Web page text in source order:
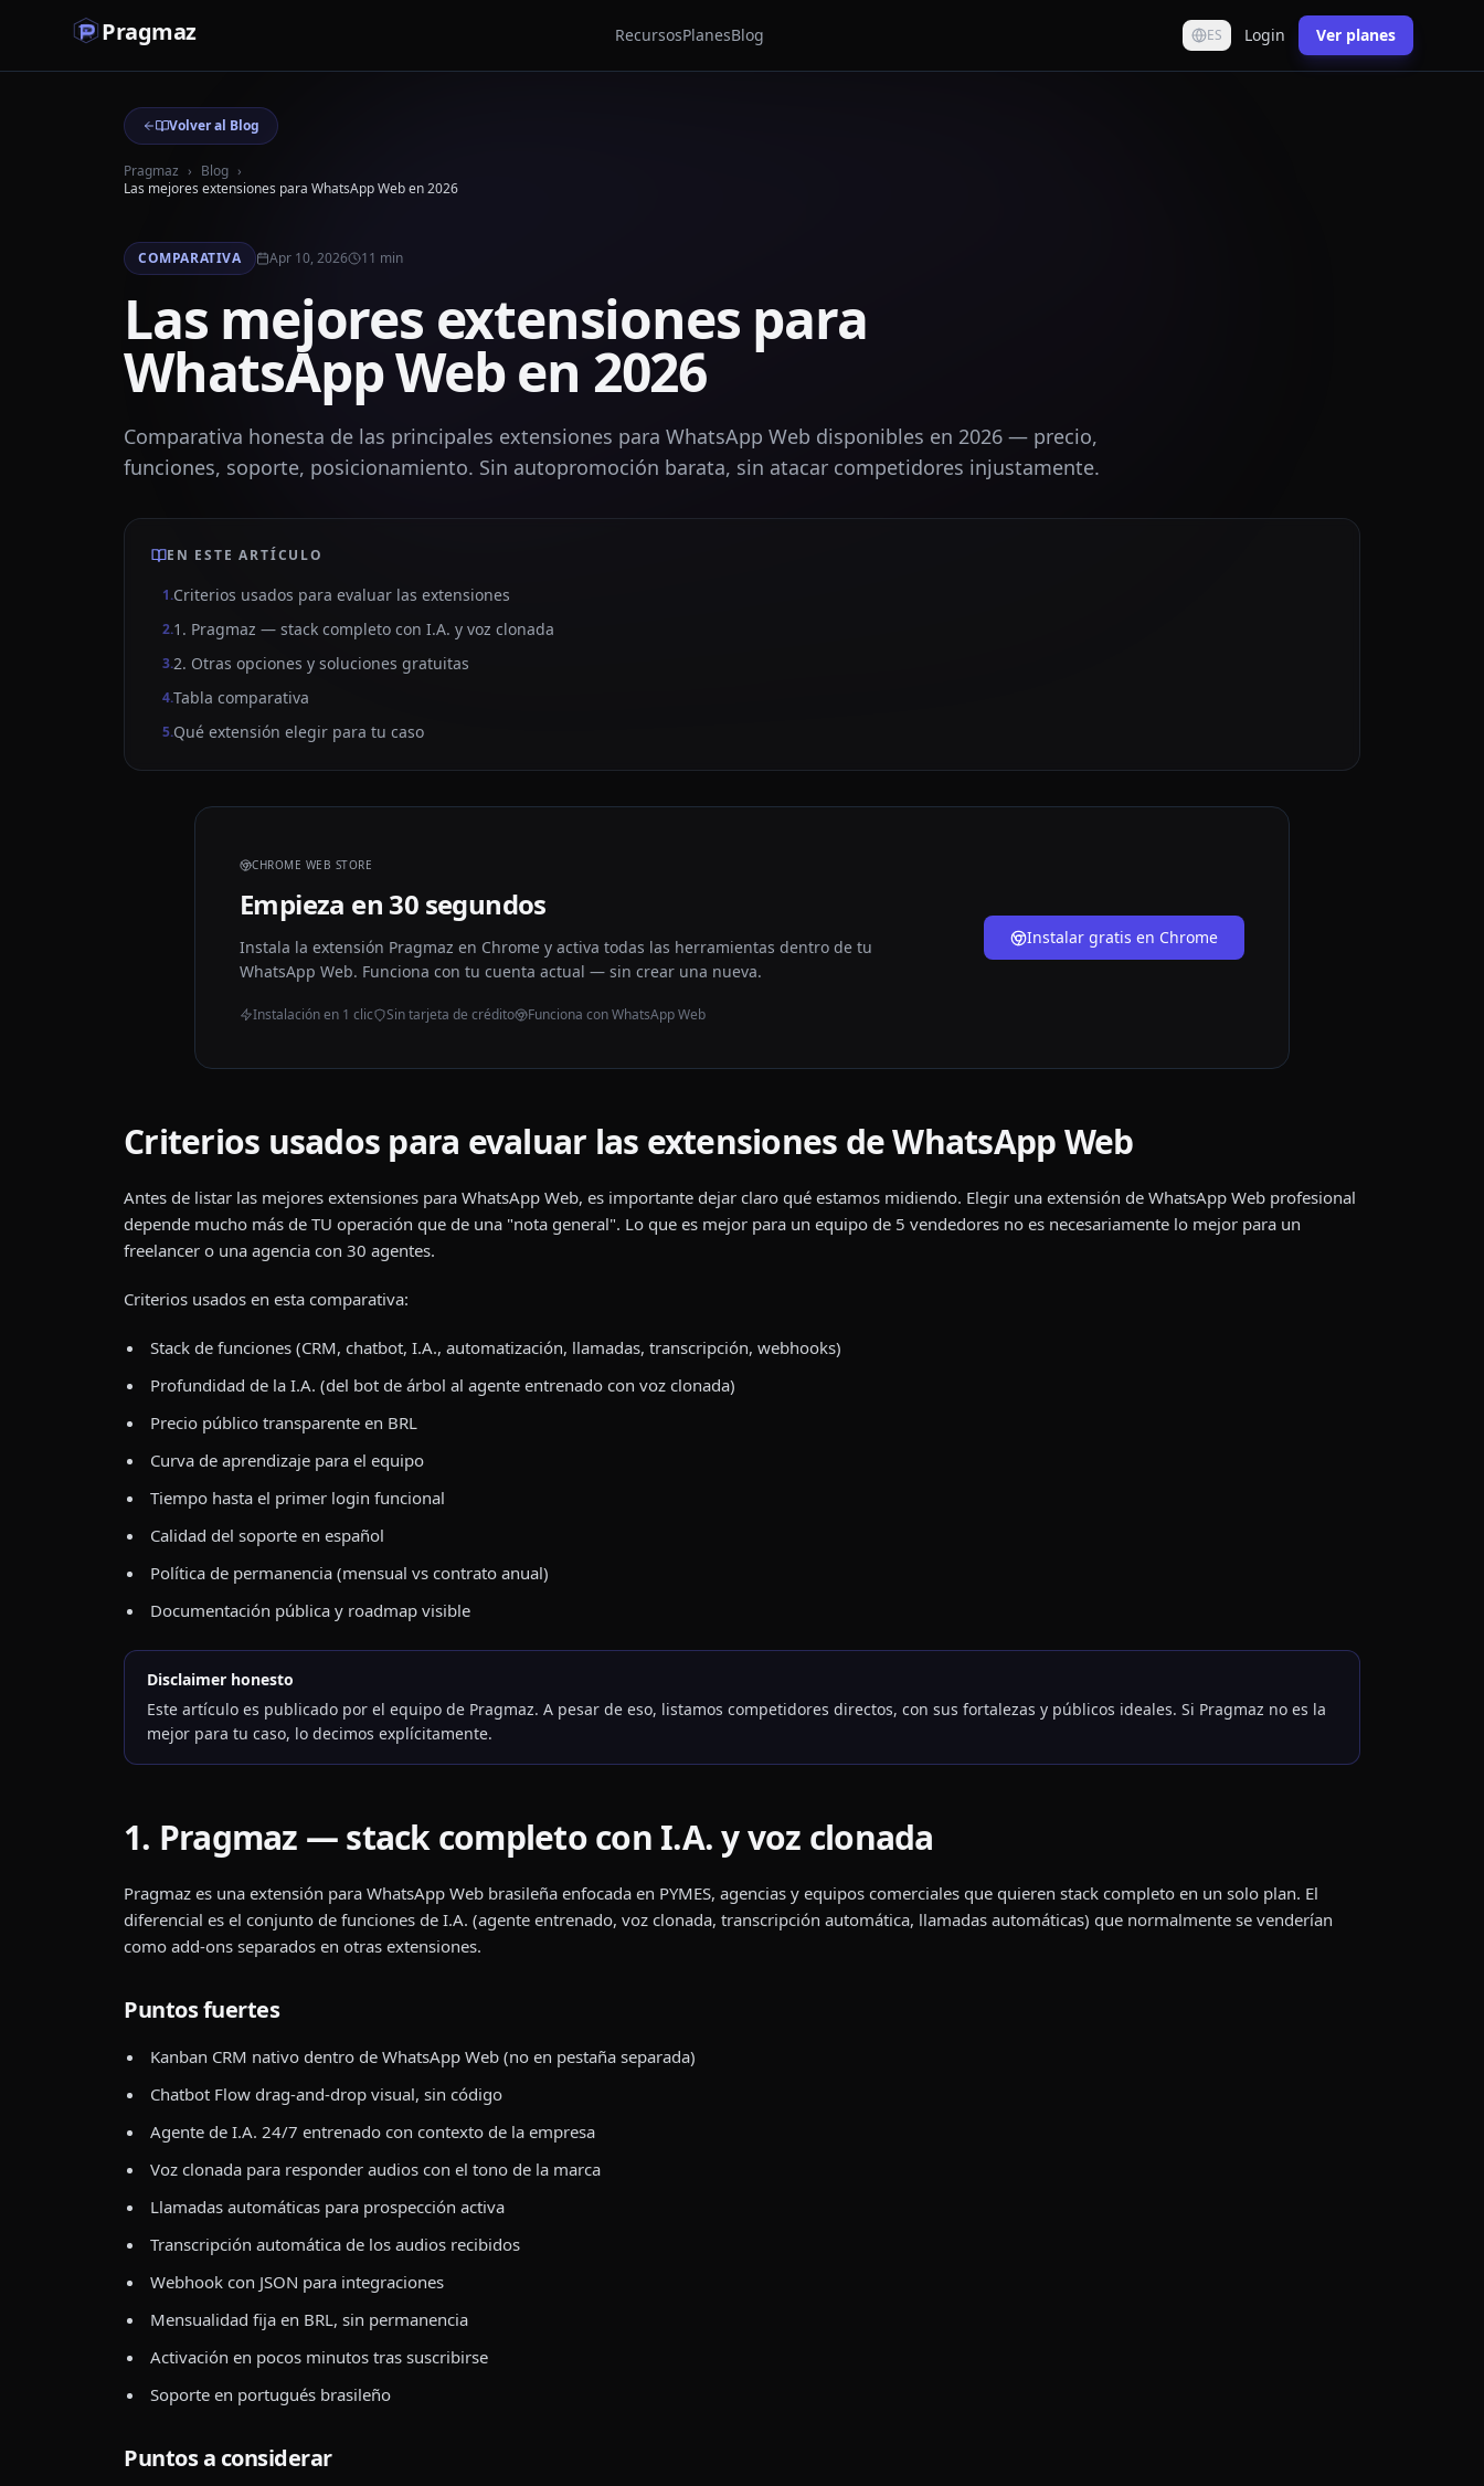
Pragmaz RecursosPlanesBlog ES Login Ver planes
Volver al Blog
Pragmaz › Blog ›
Las mejores extensiones para WhatsApp Web en 2026
COMPARATIVA Apr 10, 2026 11 min
Las mejores extensiones para
WhatsApp Web en 2026
Comparativa honesta de las principales extensiones para WhatsApp Web disponibles en 2026 — precio,
funciones, soporte, posicionamiento. Sin autopromoción barata, sin atacar competidores injustamente.
EN ESTE ARTÍCULO
1.Criterios usados para evaluar las extensiones
2.1. Pragmaz — stack completo con I.A. y voz clonada
3.2. Otras opciones y soluciones gratuitas
4.Tabla comparativa
5.Qué extensión elegir para tu caso
CHROME WEB STORE
Empieza en 30 segundos
Instala la extensión Pragmaz en Chrome y activa todas las herramientas dentro de tu
WhatsApp Web. Funciona con tu cuenta actual — sin crear una nueva.
Instalación en 1 clic Sin tarjeta de crédito Funciona con WhatsApp Web
Instalar gratis en Chrome
Criterios usados para evaluar las extensiones de WhatsApp Web
Antes de listar las mejores extensiones para WhatsApp Web, es importante dejar claro qué estamos midiendo. Elegir una extensión de WhatsApp Web profesional
depende mucho más de TU operación que de una "nota general". Lo que es mejor para un equipo de 5 vendedores no es necesariamente lo mejor para un
freelancer o una agencia con 30 agentes.
Criterios usados en esta comparativa:
Stack de funciones (CRM, chatbot, I.A., automatización, llamadas, transcripción, webhooks)
Profundidad de la I.A. (del bot de árbol al agente entrenado con voz clonada)
Precio público transparente en BRL
Curva de aprendizaje para el equipo
Tiempo hasta el primer login funcional
Calidad del soporte en español
Política de permanencia (mensual vs contrato anual)
Documentación pública y roadmap visible
Disclaimer honesto
Este artículo es publicado por el equipo de Pragmaz. A pesar de eso, listamos competidores directos, con sus fortalezas y públicos ideales. Si Pragmaz no es la
mejor para tu caso, lo decimos explícitamente.
1. Pragmaz — stack completo con I.A. y voz clonada
Pragmaz es una extensión para WhatsApp Web brasileña enfocada en PYMES, agencias y equipos comerciales que quieren stack completo en un solo plan. El
diferencial es el conjunto de funciones de I.A. (agente entrenado, voz clonada, transcripción automática, llamadas automáticas) que normalmente se venderían
como add-ons separados en otras extensiones.
Puntos fuertes
Kanban CRM nativo dentro de WhatsApp Web (no en pestaña separada)
Chatbot Flow drag-and-drop visual, sin código
Agente de I.A. 24/7 entrenado con contexto de la empresa
Voz clonada para responder audios con el tono de la marca
Llamadas automáticas para prospección activa
Transcripción automática de los audios recibidos
Webhook con JSON para integraciones
Mensualidad fija en BRL, sin permanencia
Activación en pocos minutos tras suscribirse
Soporte en portugués brasileño
Puntos a considerar